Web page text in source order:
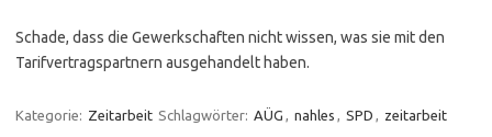
Schade, dass die Gewerkschaften nicht wissen, was sie mit den
Tarifvertragspartnern ausgehandelt haben.
Kategorie: Zeitarbeit Schlagwörter: AÜG nahles SPD zeitarbeit